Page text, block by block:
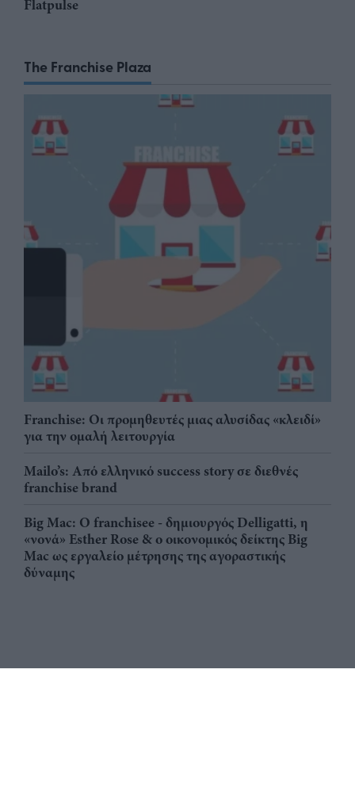
Flatpulse
The Franchise Plaza
Franchise: Οι προμηθευτές μιας αλυσίδας «κλειδί»
για την ομαλή λειτουργία
Mailo’s: Από ελληνικό success story σε διεθνές
franchise brand
Big Mac: Ο franchisee - δημιουργός Delligatti, η
«νονά» Esther Rose & ο οικονομικός δείκτης Big
Mac ως εργαλείο μέτρησης της αγοραστικής
δύναμης